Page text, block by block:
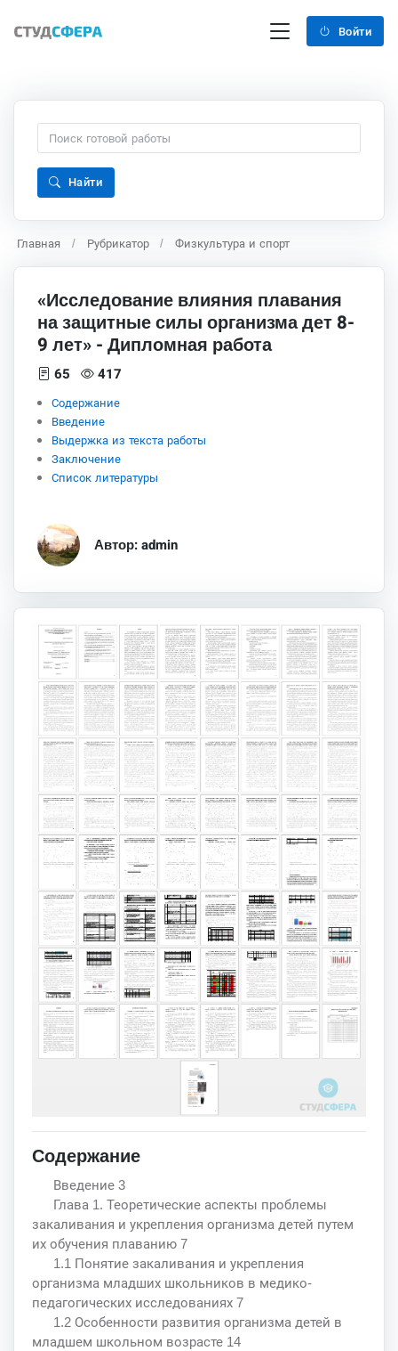
Войти
Найти
Главная Рубрикатор Физкультура и спорт
«Исследование влияния плавания
на защитные силы организма дет 8-
9 лет» - Дипломная работа
65 417
Содержание
Введение
Выдержка из текста работы
Заключение
Список литературы
Автор: admin
Содержание
Введение 3
Глава 1. Теоретические аспекты проблемы
закаливания и укрепления организма детей путем
их обучения плаванию 7
1.1 Понятие закаливания и укрепления
организма младших школьников в медико-
педагогических исследованиях 7
1.2 Особенности развития организма детей в
младшем школьном возрасте 14